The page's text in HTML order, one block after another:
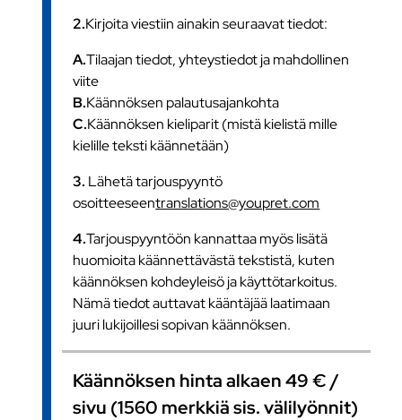
2.Kirjoita viestiin ainakin seuraavat tiedot:
A.Tilaajan tiedot, yhteystiedot ja mahdollinen
viite
B.Käännöksen palautusajankohta
C.Käännöksen kieliparit (mistä kielistä mille
kielille teksti käännetään)
3. Lähetä tarjouspyyntö
osoitteeseentranslations@youpret.com
4.Tarjouspyyntöön kannattaa myös lisätä
huomioita käännettävästä tekstistä, kuten
käännöksen kohdeyleisö ja käyttötarkoitus.
Nämä tiedot auttavat kääntäjää laatimaan
juuri lukijoillesi sopivan käännöksen.
Käännöksen hinta alkaen 49 € /
sivu (1560 merkkiä sis. välilyönnit)